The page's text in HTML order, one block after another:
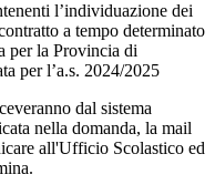
l’individuazione dei
a tempo determinato
per la Provincia di
per l’a.s. 2024/2025
dal sistema
nella domanda, la mail
all'Ufficio Scolastico ed